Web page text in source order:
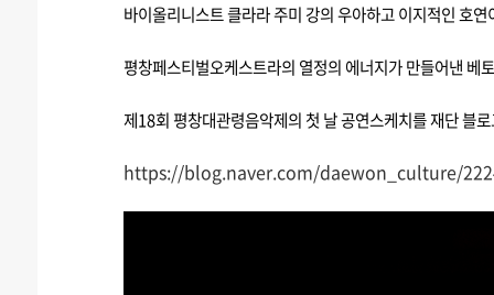
바이올리니스트 클라라 주미 강의 우아하고 이지적인 호
평창페스티벌오케스트라의 열정의 에너지가 만들어낸 베
제18회 평창대관령음악제의 첫 날 공연스케치를 재단 블
https://blog.naver.com/daewon_culture/